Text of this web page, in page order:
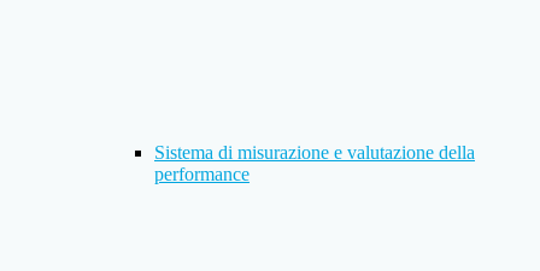
Sistema di misurazione e valutazione della
performance